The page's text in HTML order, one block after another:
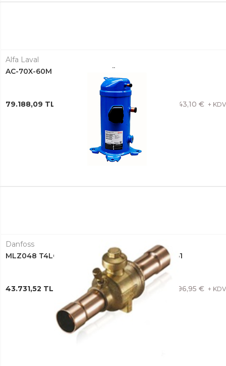
Alfa Laval
AC-70X-60M PLAKALI EŞANJÖR 3287065791
1.443,10 € + KDV
79.188,09 TL + KDV
Danfoss
MLZ048 T4LC9A SCROLL KOMPRESÖR 121L8651
796,95 € + KDV
43.731,52 TL + KDV